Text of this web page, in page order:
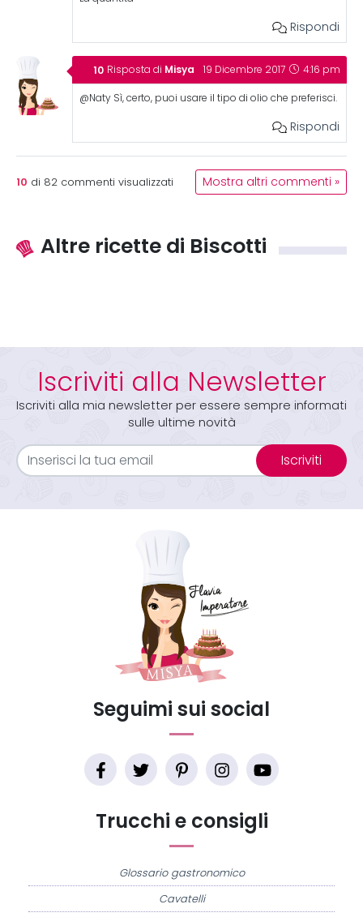
Rispondi
Risposta di Misya 19 Dicembre 2017 4:16 pm
@Naty Sì, certo, puoi usare il tipo di olio che preferisci.
Rispondi
10 di 82 commenti visualizzati Mostra altri commenti »
Altre ricette di Biscotti
Iscriviti alla Newsletter
Iscriviti alla mia newsletter per essere sempre informati
sulle ultime novità
Iscriviti
Trucchi e consigli
Glossario gastronomico
Cavatelli
Seguimi sui social